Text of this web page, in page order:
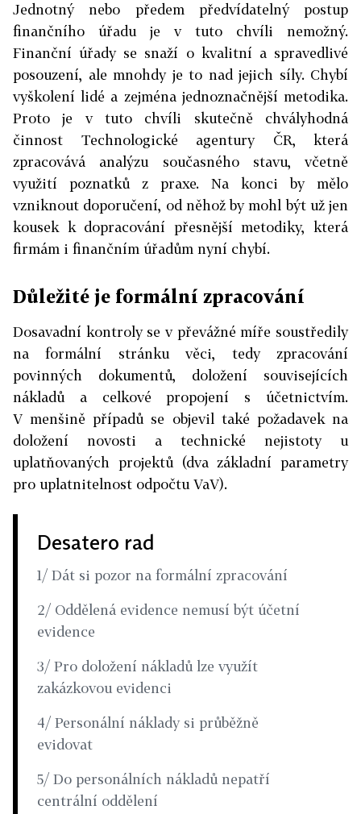
Jednotný nebo předem předvídatelný postup
finančního úřadu je v tuto chvíli nemožný.
Finanční úřady se snaží o kvalitní a spravedlivé
posouzení, ale mnohdy je to nad jejich síly. Chybí
vyškolení lidé a zejména jednoznačnější metodika.
Proto je v tuto chvíli skutečně chvályhodná
činnost Technologické agentury ČR, která
zpracovává analýzu současného stavu, včetně
využití poznatků z praxe. Na konci by mělo
vzniknout doporučení, od něhož by mohl být už jen
kousek k dopracování přesnější metodiky, která
firmám i finančním úřadům nyní chybí.
Důležité je formální zpracování
Dosavadní kontroly se v převážné míře soustředily
na formální stránku věci, tedy zpracování
povinných dokumentů, doložení souvisejících
nákladů a celkové propojení s účetnictvím.
V menšině případů se objevil také požadavek na
doložení novosti a technické nejistoty u
uplatňovaných projektů (dva základní parametry
pro uplatnitelnost odpočtu VaV).
Desatero rad
1/ Dát si pozor na formální zpracování
2/ Oddělená evidence nemusí být účetní
evidence
3/ Pro doložení nákladů lze využít
zakázkovou evidenci
4/ Personální náklady si průběžně
evidovat
5/ Do personálních nákladů nepatří
centrální oddělení